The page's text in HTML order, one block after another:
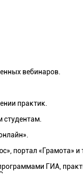
вебинаров.
практик.
студентам.
портал «Грамота» и
ГИА,